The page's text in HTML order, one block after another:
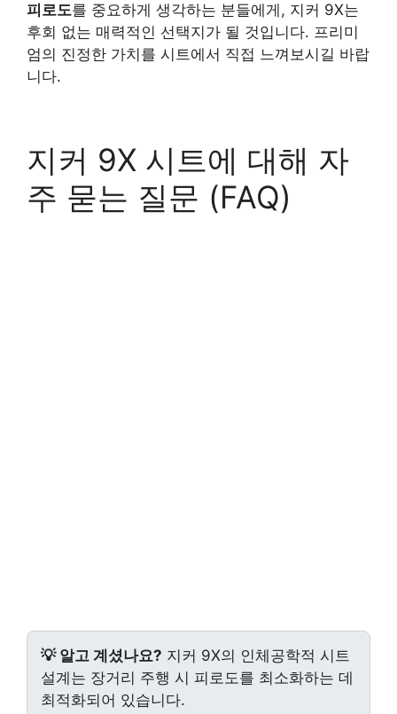
피로도를 중요하게 생각하는 분들에게, 지커 9X는
후회 없는 매력적인 선택지가 될 것입니다. 프리미
엄의 진정한 가치를 시트에서 직접 느껴보시길 바랍
니다.
지커 9X 시트에 대해 자
주 묻는 질문 (FAQ)
💡 알고 계셨나요? 지커 9X의 인체공학적 시트
설계는 장거리 주행 시 피로도를 최소화하는 데
최적화되어 있습니다.